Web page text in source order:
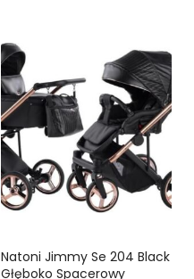
Natoni Jimmy Se 204 Black
Głęboko Spacerowy